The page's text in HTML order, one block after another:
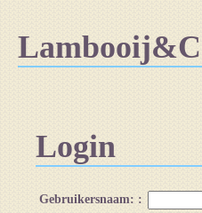
Login
Gebruikersnaam: :